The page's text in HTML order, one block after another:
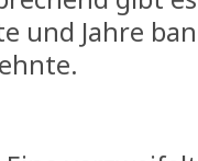
und Jahre